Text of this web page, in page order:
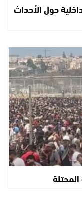
حول الأحداث